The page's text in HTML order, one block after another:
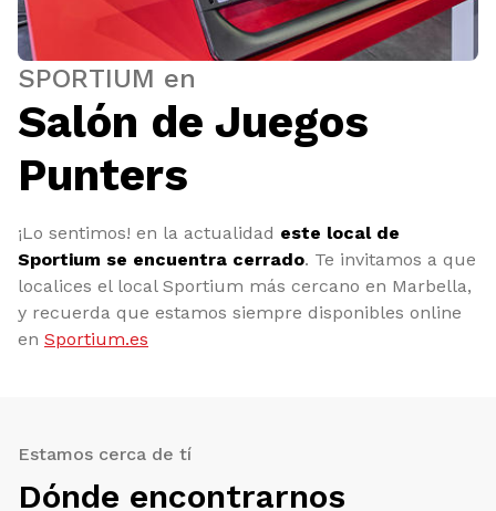
SPORTIUM en
Salón de Juegos
Punters
¡Lo sentimos! en la actualidad este local de
Sportium se encuentra cerrado. Te invitamos a que
localices el local Sportium más cercano en Marbella,
y recuerda que estamos siempre disponibles online
en Sportium.es
Estamos cerca de tí
Dónde encontrarnos